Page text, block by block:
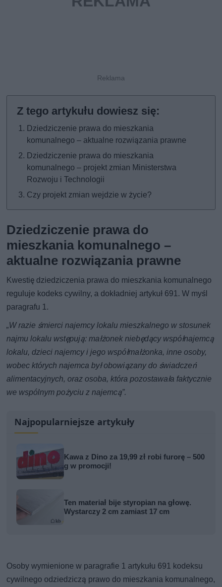
Dziedziczenie prawa do mieszkania
komunalnego – aktualne rozwiązania prawne
Dziedziczenie prawa do mieszkania
komunalnego – projekt zmian Ministerstwa
Rozwoju i Technologii
Czy projekt zmian wejdzie w życie?
Dziedziczenie prawa do
mieszkania komunalnego –
aktualne rozwiązania prawne
Kwestię dziedziczenia prawa do mieszkania komunalnego
reguluje kodeks cywilny, a dokładniej artykuł 691. W myśl
paragrafu 1.
„W razie śmierci najemcy lokalu mieszkalnego w stosunek
najmu lokalu wstępują: małżonek niebędący współnajemcą
lokalu, dzieci najemcy i jego współmałżonka, inne osoby,
wobec których najemca był obowiązany do świadczeń
alimentacyjnych, oraz osoba, która pozostawała faktycznie
we wspólnym pożyciu z najemcą”.
Najpopularniejsze artykuły
Kawa z Dino za 19,99 zł robi furorę – 500
g w promocji!
Ten materiał bije styropian na głowę.
Wystarczy 2 cm zamiast 17 cm
Osoby wymienione w paragrafie 1 artykułu 691 kodeksu
cywilnego odziedziczą prawo do mieszkania komunalnego,